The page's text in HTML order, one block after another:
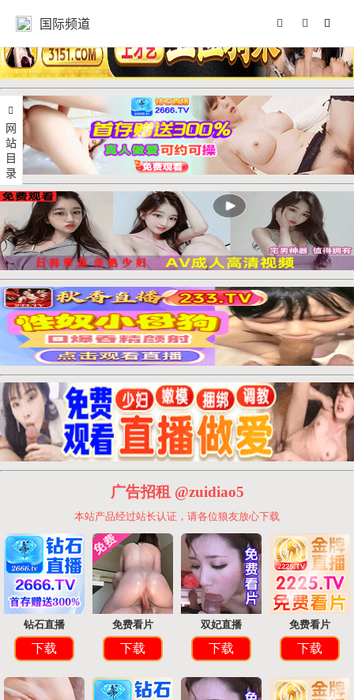
国际频道
网站目录